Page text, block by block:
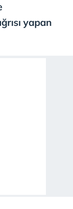
yapan